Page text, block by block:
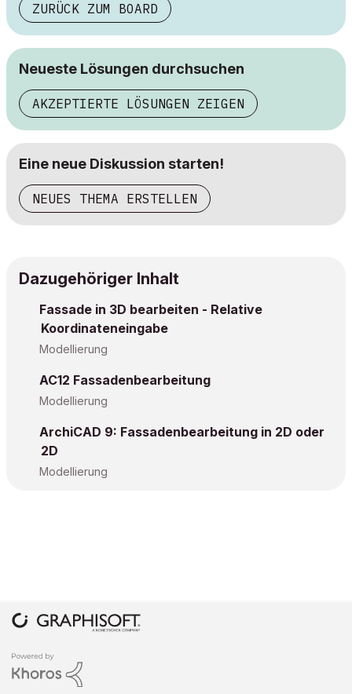
ZURÜCK ZUM BOARD
Neueste Lösungen durchsuchen
AKZEPTIERTE LÖSUNGEN ZEIGEN
Eine neue Diskussion starten!
NEUES THEMA ERSTELLEN
Dazugehöriger Inhalt
Fassade in 3D bearbeiten - Relative
Koordinateneingabe
Modellierung
AC12 Fassadenbearbeitung
Modellierung
ArchiCAD 9: Fassadenbearbeitung in 2D oder
2D
Modellierung